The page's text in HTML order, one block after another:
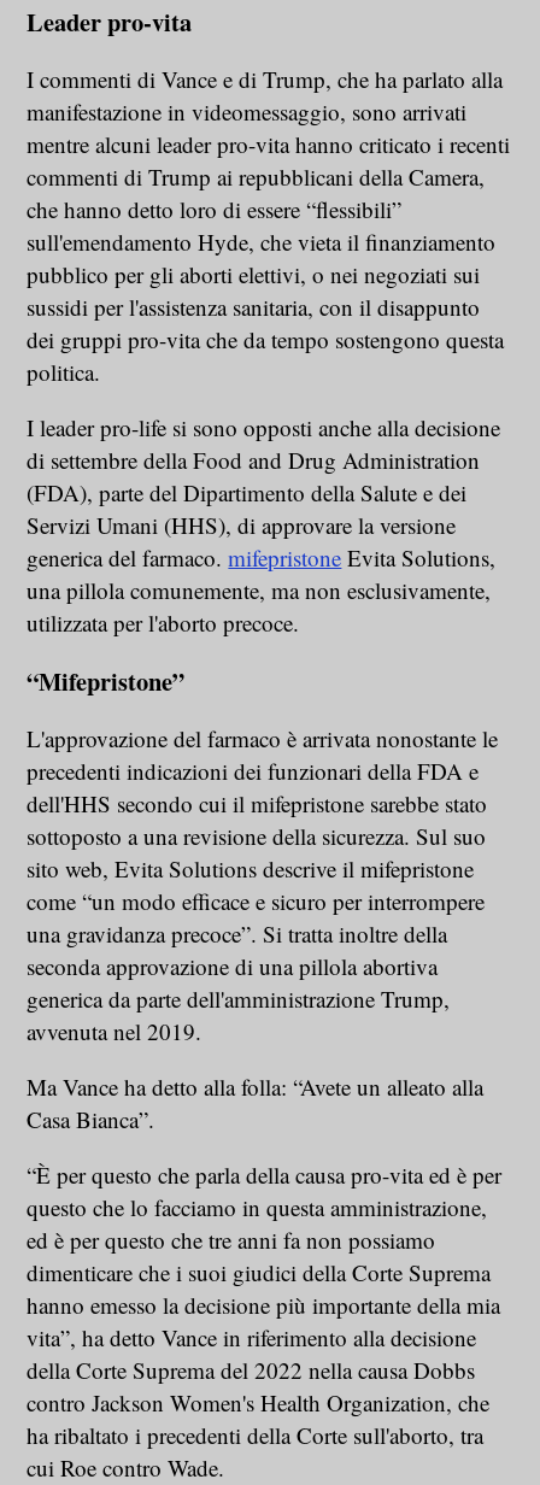
Leader pro-vita
I commenti di Vance e di Trump, che ha parlato alla
manifestazione in videomessaggio, sono arrivati
mentre alcuni leader pro-vita hanno criticato i recenti
commenti di Trump ai repubblicani della Camera,
che hanno detto loro di essere “flessibili”
sull'emendamento Hyde, che vieta il finanziamento
pubblico per gli aborti elettivi, o nei negoziati sui
sussidi per l'assistenza sanitaria, con il disappunto
dei gruppi pro-vita che da tempo sostengono questa
politica.
I leader pro-life si sono opposti anche alla decisione
di settembre della Food and Drug Administration
(FDA), parte del Dipartimento della Salute e dei
Servizi Umani (HHS), di approvare la versione
generica del farmaco.mifepristone Evita Solutions,
una pillola comunemente, ma non esclusivamente,
utilizzata per l'aborto precoce.
“Mifepristone”
L'approvazione del farmaco è arrivata nonostante le
precedenti indicazioni dei funzionari della FDA e
dell'HHS secondo cui il mifepristone sarebbe stato
sottoposto a una revisione della sicurezza. Sul suo
sito web, Evita Solutions descrive il mifepristone
come “un modo efficace e sicuro per interrompere
una gravidanza precoce”. Si tratta inoltre della
seconda approvazione di una pillola abortiva
generica da parte dell'amministrazione Trump,
avvenuta nel 2019.
Ma Vance ha detto alla folla: “Avete un alleato alla
Casa Bianca”.
“È per questo che parla della causa pro-vita ed è per
questo che lo facciamo in questa amministrazione,
ed è per questo che tre anni fa non possiamo
dimenticare che i suoi giudici della Corte Suprema
hanno emesso la decisione più importante della mia
vita”, ha detto Vance in riferimento alla decisione
della Corte Suprema del 2022 nella causa Dobbs
contro Jackson Women's Health Organization, che
ha ribaltato i precedenti della Corte sull'aborto, tra
cui Roe contro Wade.